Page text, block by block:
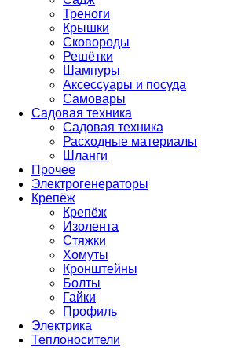
Треноги
Крышки
Сковороды
Решётки
Шампуры
Аксессуары и посуда
Самовары
Садовая техника
Садовая техника
Расходные материалы
Шланги
Прочее
Электрогенераторы
Крепёж
Крепёж
Изолента
Стяжки
Хомуты
Кронштейны
Болты
Гайки
Профиль
Электрика
Теплоносители